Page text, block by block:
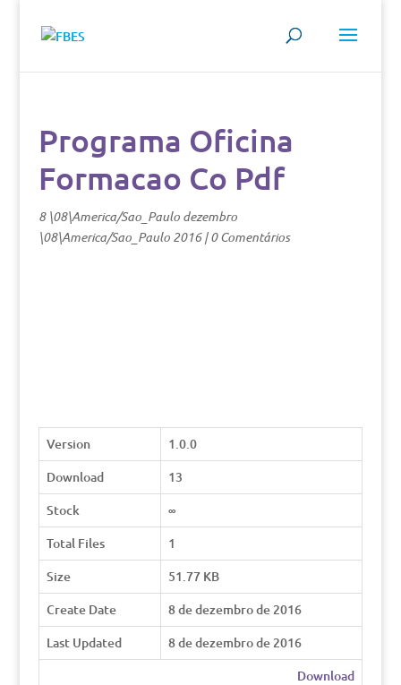
Programa Oficina
Formacao Co Pdf
8 \08\America/Sao_Paulo dezembro
\08\America/Sao_Paulo 2016|0 Comentários
Version
1.0.0
Download
13
Stock
∞
Total Files
1
Size
51.77 KB
Create Date
8 de dezembro de 2016
Last Updated
8 de dezembro de 2016
Download